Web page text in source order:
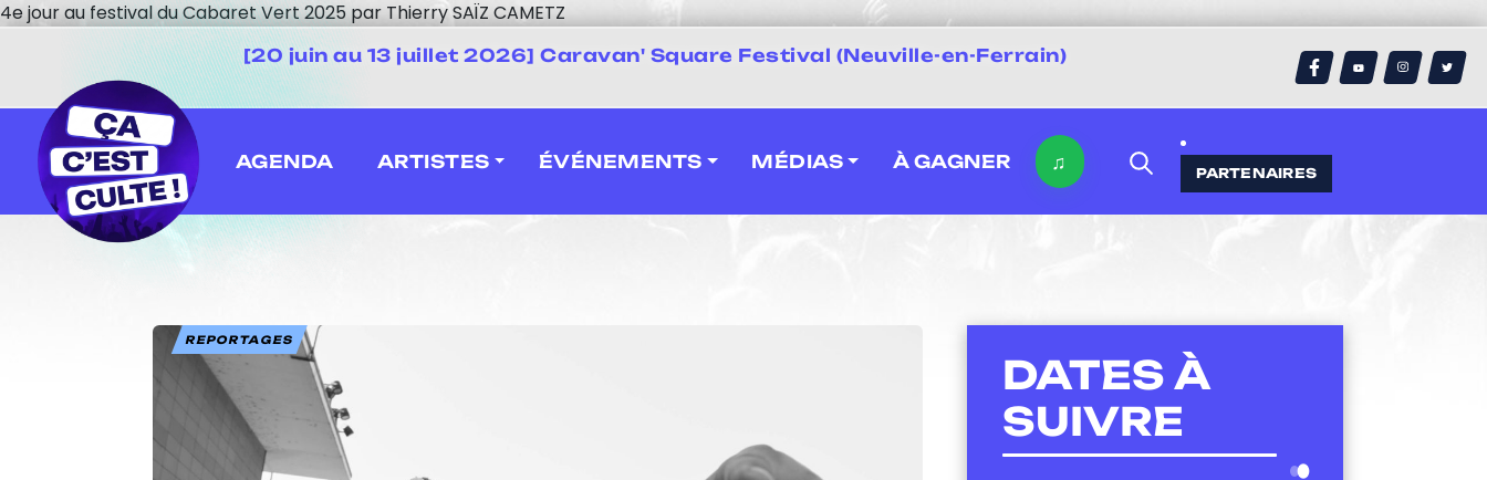
4e jour au festival du Cabaret Vert 2025 par Thierry SAÏZ CAMETZ
[20 juin au 13 juillet 2026] Caravan' Square Festival (Neuville-en-Ferrain)
AGENDA ARTISTES ÉVÉNEMENTS MÉDIAS À GAGNER ♫ PARTENAIRES
REPORTAGES
DATES À
SUIVRE